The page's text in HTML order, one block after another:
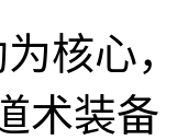
核心
术装